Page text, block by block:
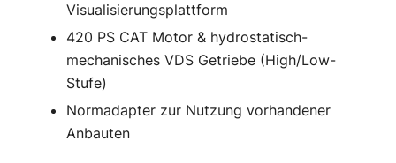
Visualisierungsplattform
420 PS CAT Motor & hydrostatisch-
mechanisches VDS Getriebe (High/Low-
Stufe)
Normadapter zur Nutzung vorhandener
Anbauten